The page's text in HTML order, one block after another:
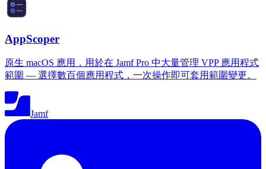
AppScoper
原生 macOS 應用，用於在 Jamf Pro 中大量管理 VPP 應用程式
範圍 — 選擇數百個應用程式，一次操作即可套用範圍變更。
Jamf